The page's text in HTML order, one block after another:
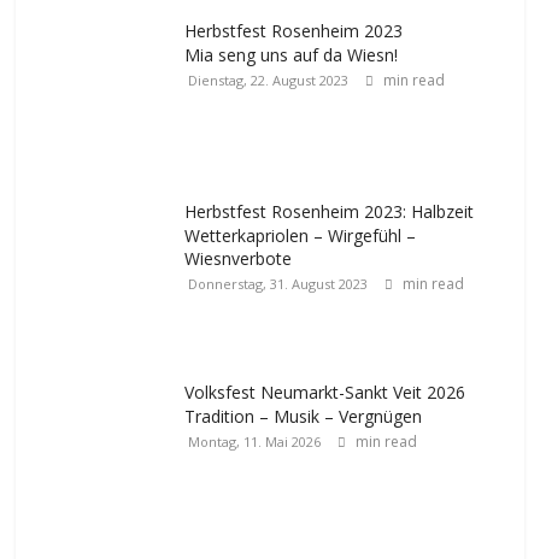
Herbstfest Rosenheim 2023
Mia seng uns auf da Wiesn!
Dienstag, 22. August 2023 min read
Herbstfest Rosenheim 2023: Halbzeit
Wetterkapriolen – Wirgefühl –
Wiesnverbote
Donnerstag, 31. August 2023 min read
Volksfest Neumarkt-Sankt Veit 2026
Tradition – Musik – Vergnügen
Montag, 11. Mai 2026 min read